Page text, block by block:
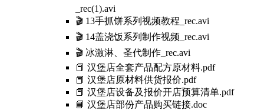
_rec(1).avi
🎬 13手抓饼系列视频教程_rec.avi
🎬 14盖浇饭系列制作视频_rec.avi
🎬 冰激淋、圣代制作_rec.avi
📕 汉堡店全套产品配方原材料.pdf
📕 汉堡店原材料供货报价.pdf
📕 汉堡店设备及报价开店预算清单.pdf
📘 汉堡店部份产品购买链接.doc